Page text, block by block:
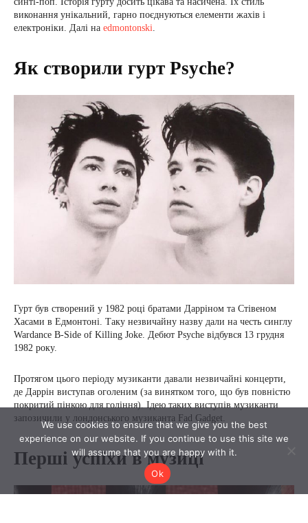
We use cookies to ensure that we give you the best
experience on our website. If you continue to use this site we
will assume that you are happy with it.
Ok